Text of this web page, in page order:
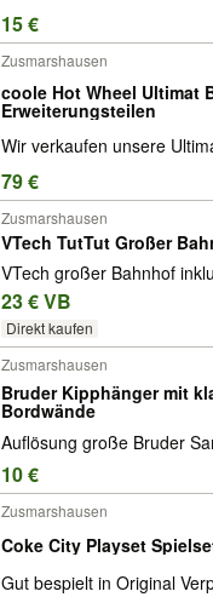
15 €
Zusmarshausen
coole Hot Wheel Ultimat
Erweiterungsteilen
Wir verkaufen unsere
79 €
Zusmarshausen
VTech TutTut Großer
VTech großer Bahnhof
23 € VB
Direkt kaufen
Zusmarshausen
Bruder Kipphänger mit
Bordwände
Auflösung große Bruder
10 €
Zusmarshausen
Coke City Playset
Gut bespielt in Original